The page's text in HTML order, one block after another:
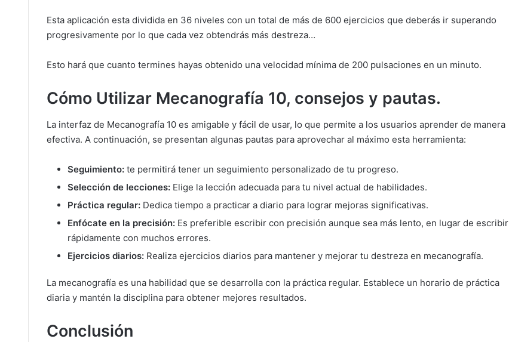
Esta aplicación esta dividida en 36 niveles con un total de más de 600 ejercicios que deberás ir superando
progresivamente por lo que cada vez obtendrás más destreza…
Esto hará que cuanto termines hayas obtenido una velocidad mínima de 200 pulsaciones en un minuto.
Cómo Utilizar Mecanografía 10, consejos y pautas.
La interfaz de Mecanografía 10 es amigable y fácil de usar, lo que permite a los usuarios aprender de manera
efectiva. A continuación, se presentan algunas pautas para aprovechar al máximo esta herramienta:
Seguimiento: te permitirá tener un seguimiento personalizado de tu progreso.
Selección de lecciones: Elige la lección adecuada para tu nivel actual de habilidades.
Práctica regular: Dedica tiempo a practicar a diario para lograr mejoras significativas.
Enfócate en la precisión: Es preferible escribir con precisión aunque sea más lento, en lugar de escribir
rápidamente con muchos errores.
Ejercicios diarios: Realiza ejercicios diarios para mantener y mejorar tu destreza en mecanografía.
La mecanografía es una habilidad que se desarrolla con la práctica regular. Establece un horario de práctica
diaria y mantén la disciplina para obtener mejores resultados.
Conclusión